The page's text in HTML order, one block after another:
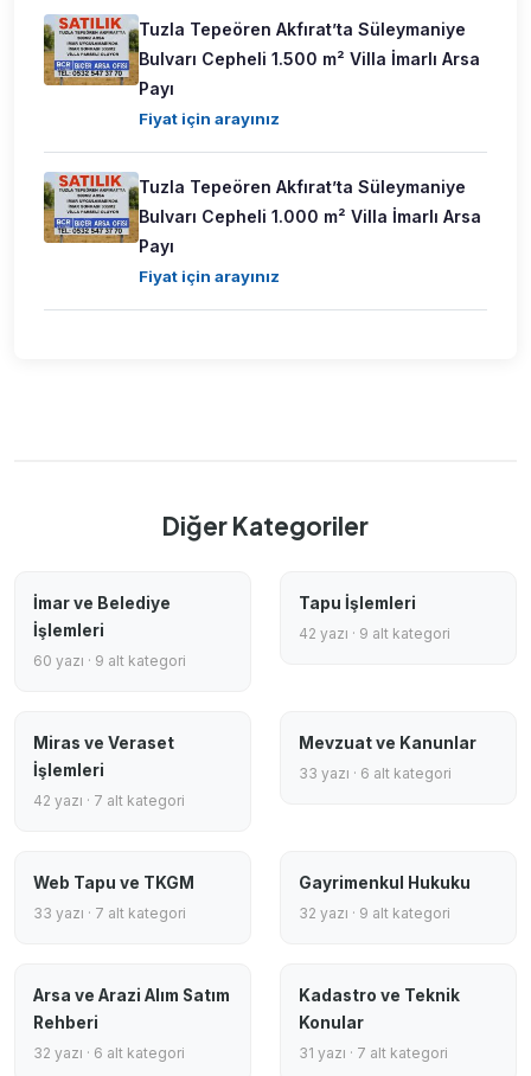
Tuzla Tepeören Akfırat’ta Süleymaniye
Bulvarı Cepheli 1.500 m² Villa İmarlı Arsa
Payı
Fiyat için arayınız
Tuzla Tepeören Akfırat’ta Süleymaniye
Bulvarı Cepheli 1.000 m² Villa İmarlı Arsa
Payı
Fiyat için arayınız
Diğer Kategoriler
İmar ve Belediye
İşlemleri
60 yazı · 9 alt kategori
Tapu İşlemleri
42 yazı · 9 alt kategori
Miras ve Veraset
İşlemleri
42 yazı · 7 alt kategori
Mevzuat ve Kanunlar
33 yazı · 6 alt kategori
Web Tapu ve TKGM
33 yazı · 7 alt kategori
Gayrimenkul Hukuku
32 yazı · 9 alt kategori
Arsa ve Arazi Alım Satım
Rehberi
32 yazı · 6 alt kategori
Kadastro ve Teknik
Konular
31 yazı · 7 alt kategori